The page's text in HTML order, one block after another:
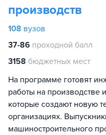
производств
108 вузов
37-86 проходной балл
3158 бюджетных мест
На программе готовят
работы на производстве
которые создают новую
организациях.
машиностроительного